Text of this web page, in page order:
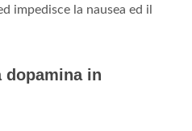
impedisce la nausea ed il
dopamina in